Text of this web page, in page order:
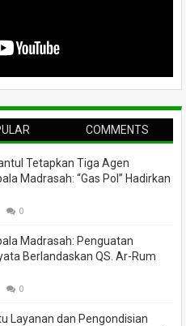
COMMENTS
Tetapkan Tiga Agen
Madrasah: “Gas Pol” Hadirkan
0
Madrasah: Penguatan
Berlandaskan QS. Ar-Rum
0
Layanan dan Pengondisian